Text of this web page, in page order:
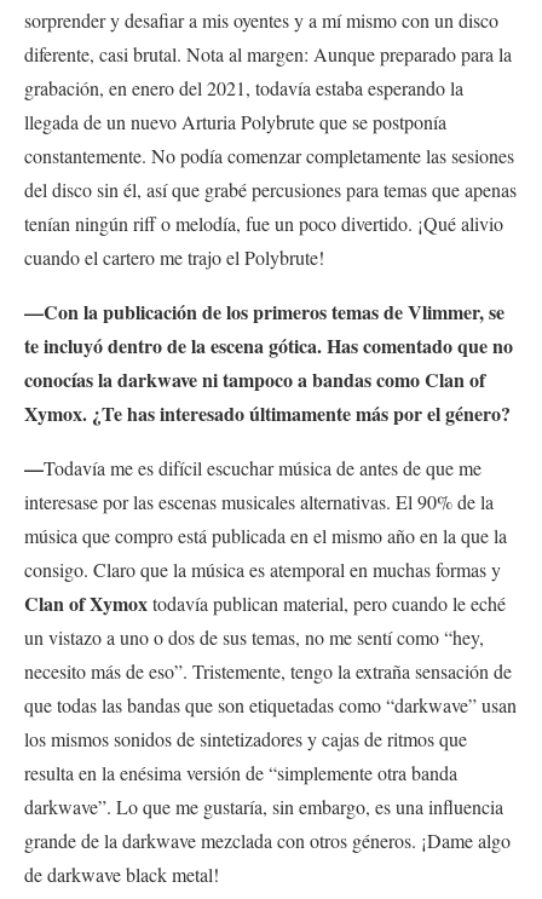
sorprender y desafiar a mis oyentes y a mí mismo con un disco
diferente, casi brutal. Nota al margen: Aunque preparado para la
grabación, en enero del 2021, todavía estaba esperando la
llegada de un nuevo Arturia Polybrute que se postponía
constantemente. No podía comenzar completamente las sesiones
del disco sin él, así que grabé percusiones para temas que apenas
tenían ningún riff o melodía, fue un poco divertido. ¡Qué alivio
cuando el cartero me trajo el Polybrute!
—Con la publicación de los primeros temas de Vlimmer, se
te incluyó dentro de la escena gótica. Has comentado que no
conocías la darkwave ni tampoco a bandas como Clan of
Xymox. ¿Te has interesado últimamente más por el género?
—Todavía me es difícil escuchar música de antes de que me
interesase porlas escenas musicales alternativas. El 90% de la
música que compro está publicada en el mismo año en la que la
consigo. Claro que la música es atemporal en muchas formas y
Clan of Xymoxtodavía publican material, pero cuando le eché
un vistazo a uno o dos de sus temas, no me sentí como “hey,
necesito más de eso”. Tristemente, tengo la extraña sensación de
que todas las bandas que son etiquetadas como “darkwave” usan
los mismos sonidos de sintetizadores y cajas de ritmos que
resulta en la enésima versión de “simplemente otra banda
darkwave”. Lo que me gustaría, sin embargo, es una influencia
grande de la darkwave mezclada con otros géneros. ¡Dame algo
de darkwave black metal!